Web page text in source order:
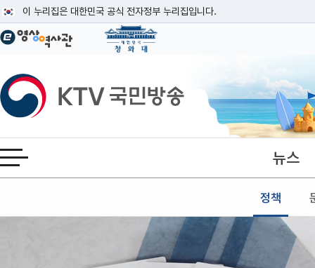
이 누리집은 대한민국 공식 전자정부 누리집입니다.
공식 누리집 주소 확인하기
이밖에 or.kr 또는 .kr등 다른 도메인 주소를 사용하고 있다면 아래 URL에서
운영중인 공식 누리집보기
KTV국민방송
전체메뉴 열기 뉴스
정책
본문